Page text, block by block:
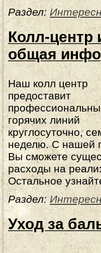
Раздел:
Колл-центр
общая
Наш колл центр
предоставит
горячих линий
круглосуточно,
неделю. С нашей
Вы сможете
расходы на
Остальное
Раздел:
Уход за